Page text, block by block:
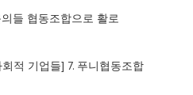
들 협동조합으로 활로
적 기업들] 7. 푸니협동조합